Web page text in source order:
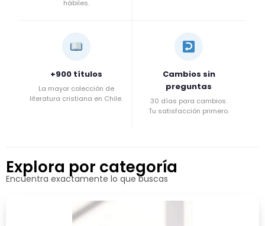
hábiles.
+900 títulos
La mayor colección de
literatura cristiana en Chile.
Cambios sin
preguntas
30 días para cambios.
Tu satisfacción primero.
Explora por categoría
Encuentra exactamente lo que buscas